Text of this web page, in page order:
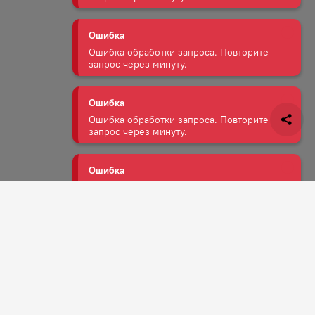
Ошибка
Ошибка обработки запроса. Повторите
запрос через минуту.
Ошибка
Ошибка обработки запроса. Повторите
запрос через минуту.
Ошибка